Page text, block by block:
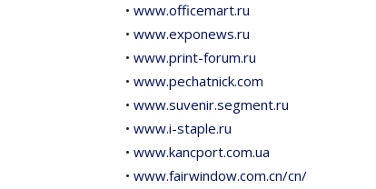
• www.officemart.ru
• www.exponews.ru
• www.print-forum.ru
• www.pechatnick.com
• www.suvenir.segment.ru
• www.i-staple.ru
• www.kancport.com.ua
• www.fairwindow.com.cn/cn/